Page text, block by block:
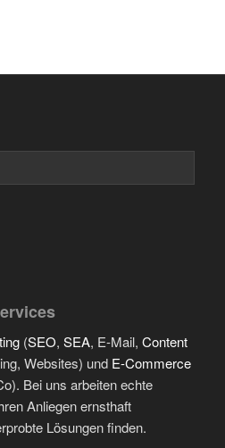
(SEO, SEA, E-Mail, Content
Websites) und E-Commerce
Bei uns arbeiten echte
Anliegen ernsthaft
Lösungen finden.